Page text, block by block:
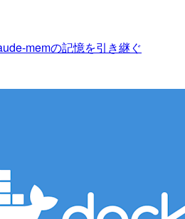
memの記憶を引き継ぐ